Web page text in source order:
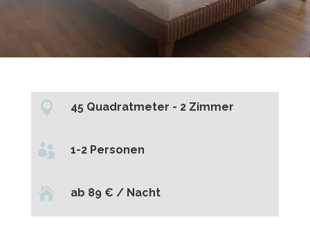
 45 Quadratmeter - 2 Zimmer
 1-2 Personen
 ab 89 € / Nacht